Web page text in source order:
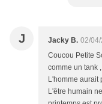
J Jacky B. 02/
Coucou Petite
comme un tank
L'homme aurait
L'être humain